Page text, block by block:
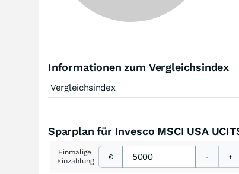
Informationen zum Vergleichsindex
Vergleichsindex
Sparplan für Invesco MSCI USA
Einmalige
Einzahlung
€ - +